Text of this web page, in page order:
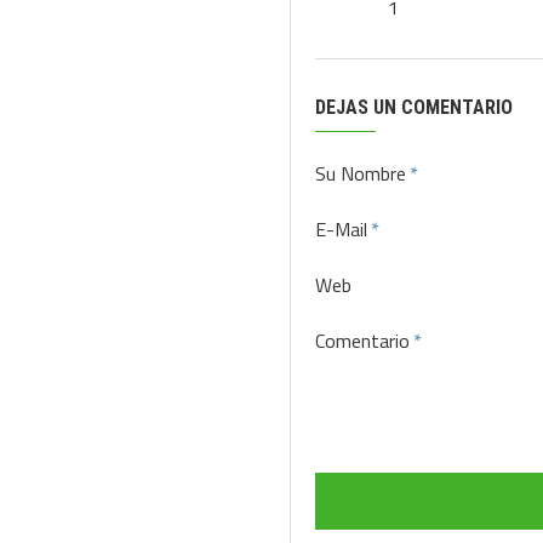
1
DEJAS UN COMENTARIO
Su Nombre
E-Mail
Web
Comentario